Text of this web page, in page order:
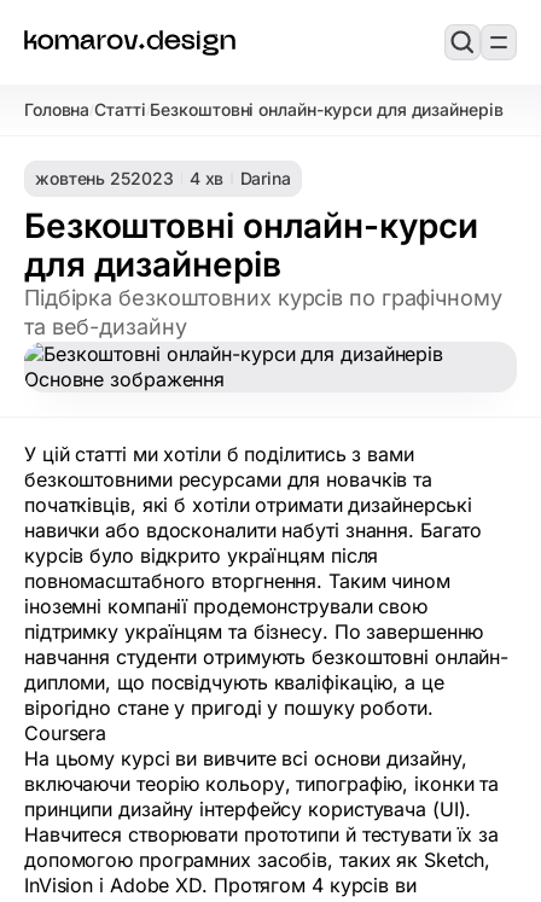
Головна/Статті/Безкоштовні онлайн-курси для дизайнерів
жовтень 252023 4 хв Darina
Безкоштовні онлайн-курси
для дизайнерів
Підбірка безкоштовних курсів по графічному
та веб-дизайну
У цій статті ми хотіли б поділитись з вами
безкоштовними ресурсами для новачків та
початківців, які б хотіли отримати дизайнерські
навички або вдосконалити набуті знання. Багато
курсів було відкрито українцям після
повномасштабного вторгнення. Таким чином
іноземні компанії продемонстрували свою
підтримку українцям та бізнесу. По завершенню
навчання студенти отримують безкоштовні онлайн-
дипломи, що посвідчують кваліфікацію, а це
вірогідно стане у пригоді у пошуку роботи.
Coursera
На цьому курсі ви вивчите всі основи дизайну,
включаючи теорію кольору, типографію, іконки та
принципи дизайну інтерфейсу користувача (UI).
Навчитеся створювати прототипи й тестувати їх за
допомогою програмних засобів, таких як Sketch,
InVision і Adobe XD. Протягом 4 курсів ви